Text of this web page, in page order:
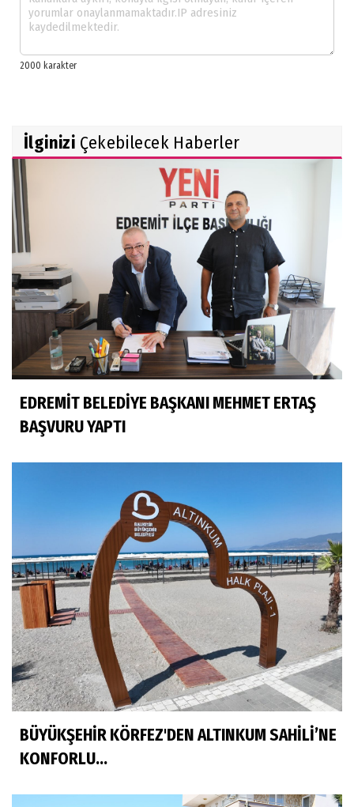
İlginizi Çekebilecek Haberler
EDREMİT BELEDİYE BAŞKANI MEHMET ERTAŞ
BAŞVURU YAPTI
BÜYÜKŞEHİR KÖRFEZ'DEN ALTINKUM SAHİLİ’NE
KONFORLU...